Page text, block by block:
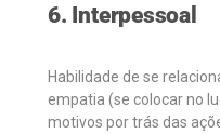
6. Interpessoal
Habilidade de se
empatia (se colocar no
motivos por trás das